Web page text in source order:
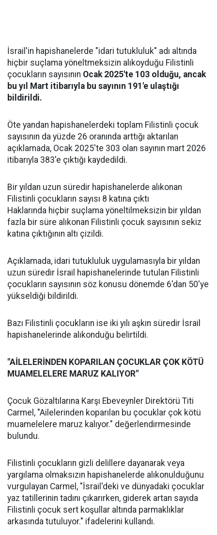
İsrail'in hapishanelerde "idari tutukluluk" adı altında
hiçbir suçlama yöneltmeksizin alıkoyduğu Filistinli
çocukların sayısının Ocak 2025'te 103 olduğu, ancak
bu yıl Mart itibarıyla bu sayının 191'e ulaştığı
bildirildi.
Öte yandan hapishanelerdeki toplam Filistinli çocuk
sayısının da yüzde 26 oranında arttığı aktarılan
açıklamada, Ocak 2025'te 303 olan sayının mart 2026
itibarıyla 383'e çıktığı kaydedildi.
Bir yıldan uzun süredir hapishanelerde alıkonan
Filistinli çocukların sayısı 8 katına çıktı
Haklarında hiçbir suçlama yöneltilmeksizin bir yıldan
fazla bir süre alıkonan Filistinli çocuk sayısının sekiz
katına çıktığının altı çizildi.
Açıklamada, idari tutukluluk uygulamasıyla bir yıldan
uzun süredir İsrail hapishanelerinde tutulan Filistinli
çocukların sayısının söz konusu dönemde 6'dan 50'ye
yükseldiği bildirildi.
Bazı Filistinli çocukların ise iki yılı aşkın süredir İsrail
hapishanelerinde alıkonduğu belirtildi.
"AİLELERİNDEN KOPARILAN ÇOCUKLAR ÇOK KÖTÜ
MUAMELELERE MARUZ KALIYOR"
Çocuk Gözaltılarına Karşı Ebeveynler Direktörü Titi
Carmel, "Ailelerinden koparılan bu çocuklar çok kötü
muamelelere maruz kalıyor." değerlendirmesinde
bulundu.
Filistinli çocukların gizli delillere dayanarak veya
yargılama olmaksızın hapishanelerde alıkonulduğunu
vurgulayan Carmel, "İsrail'deki ve dünyadaki çocuklar
yaz tatillerinin tadını çıkarırken, giderek artan sayıda
Filistinli çocuk sert koşullar altında parmaklıklar
arkasında tutuluyor." ifadelerini kullandı.